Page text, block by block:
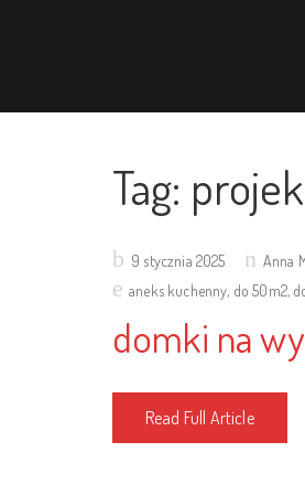
Tag:
Posted9 stycznia 2025
Anna
aneks kuchenny, do 50m2,
domki na
Read Full Article